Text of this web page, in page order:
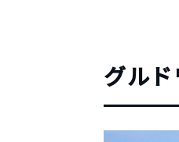
グル